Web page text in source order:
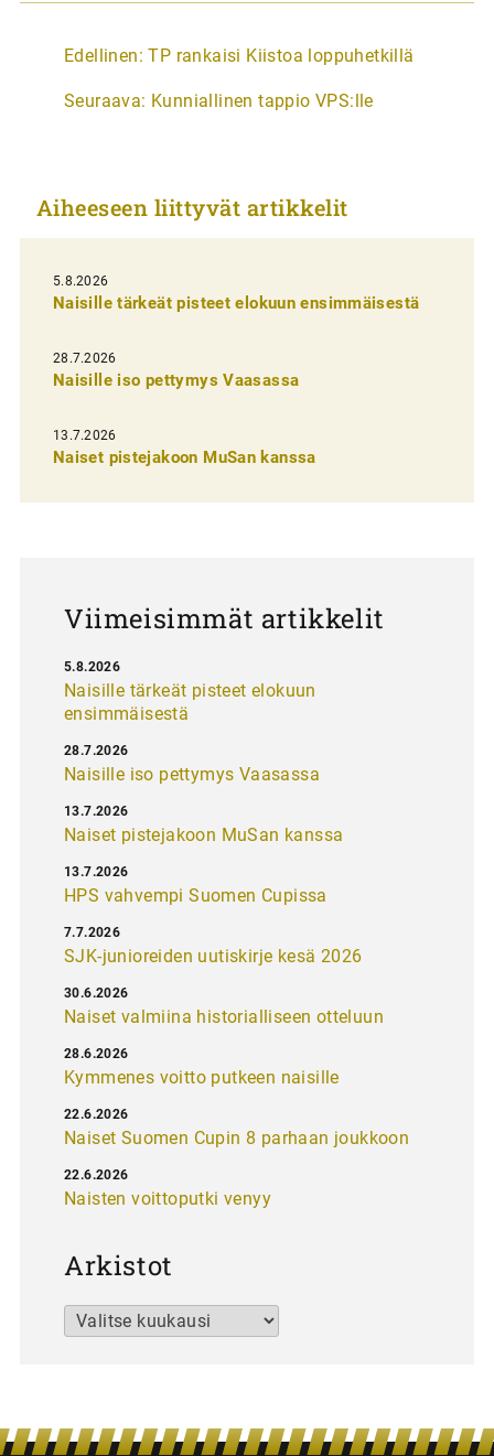
A
t
k
e
l
i
e
n
e
Edellinen: TP rankaisi Kiistoa loppuhetkillä
Seuraava: Kunniallinen tappio VPS:lle
Aiheeseen liittyvät artikkelit
5.8.2026
Naisille tärkeät pisteet elokuun ensimmäisestä
28.7.2026
Naisille iso pettymys Vaasassa
13.7.2026
Naiset pistejakoon MuSan kanssa
Viimeisimmät artikkelit
Naisille tärkeät pisteet elokuun
ensimmäisestä
5.8.2026
Naisille iso pettymys Vaasassa
28.7.2026
Naiset pistejakoon MuSan kanssa
13.7.2026
HPS vahvempi Suomen Cupissa
13.7.2026
SJK-junioreiden uutiskirje kesä 2026
7.7.2026
Naiset valmiina historialliseen otteluun
30.6.2026
Kymmenes voitto putkeen naisille
28.6.2026
Naiset Suomen Cupin 8 parhaan joukkoon
22.6.2026
Naisten voittoputki venyy
22.6.2026
Arkistot
Arkistot